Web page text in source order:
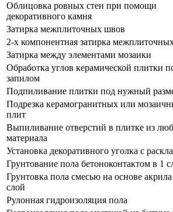
Облицовка ровных стен при помощи
декоративного камня
Затирка межплиточных швов
2-х компонентная затирка
Затирка между элементами мозаики
Обработка углов керамической плитки
запилом
Подпиливание плитки под нужный
Подрезка керамогранитных или
плит
Выпиливание отверстий в плитке из
материала
Установка декоративного уголка с
Грунтование пола бетоноконтактом в 1
Грунтовка пола смесью на основе акрила
слой
Рулонная гидроизоляция пола